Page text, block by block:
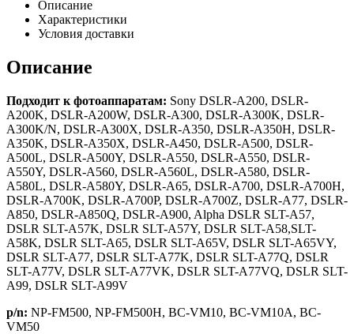
Описание
Характеристики
Условия доставки
Описание
Подходит к фотоаппаратам: Sony DSLR-A200, DSLR-
A200K, DSLR-A200W, DSLR-A300, DSLR-A300K, DSLR-
A300K/N, DSLR-A300X, DSLR-A350, DSLR-A350H, DSLR-
A350K, DSLR-A350X, DSLR-A450, DSLR-A500, DSLR-
A500L, DSLR-A500Y, DSLR-A550, DSLR-A550, DSLR-
A550Y, DSLR-A560, DSLR-A560L, DSLR-A580, DSLR-
A580L, DSLR-A580Y, DSLR-A65, DSLR-A700, DSLR-A700H,
DSLR-A700K, DSLR-A700P, DSLR-A700Z, DSLR-A77, DSLR-
A850, DSLR-A850Q, DSLR-A900, Alpha DSLR SLT-A57,
DSLR SLT-A57K, DSLR SLT-A57Y, DSLR SLT-A58,SLT-
A58K, DSLR SLT-A65, DSLR SLT-A65V, DSLR SLT-A65VY,
DSLR SLT-A77, DSLR SLT-A77K, DSLR SLT-A77Q, DSLR
SLT-A77V, DSLR SLT-A77VK, DSLR SLT-A77VQ, DSLR SLT-
A99, DSLR SLT-A99V
p/n: NP-FM500, NP-FM500H, BC-VM10, BC-VM10A, BC-
VM50